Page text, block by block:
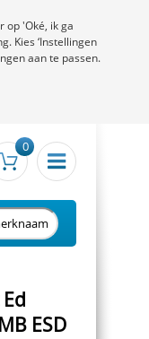
0
ESD
op 'Oké, ik ga
Kies ‘Instellingen
aan te passen.